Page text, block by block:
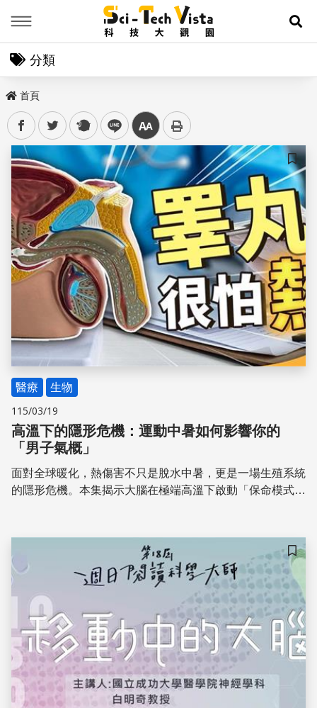
展
分類
首頁
facebooktwitter plurk line 中
儲存
醫療 生物
115/03/19
高溫下的隱形危機：運動中暑如何影響你的
「男子氣概」
面對全球暖化，熱傷害不只是脫水中暑，更是一場生殖系統
的隱形危機。本集揭示大腦在極端高溫下啟動「保命模式」
擺，更會引發全身性的荷爾蒙連鎖災難。 本集邀請奇美醫
院醫學研究部張菁萍教授，解析高溫如何打亂「大腦、荷爾
蒙、精子」的平衡。透過大鼠實驗數據，解構精子畸形與睪
固酮下滑的關鍵機制，並探討「高壓氧預處理」等防護策
略，教你如何在炎熱環境中守護生殖健康與下一代的未來。
儲存